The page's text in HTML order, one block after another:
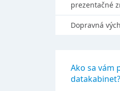
prezentačné
Dopravná
Ako sa vám
datakabinet?